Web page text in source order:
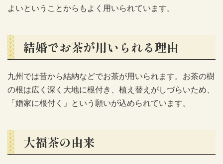
よいということからもよく用いられています。
結婚でお茶が用いられる理由
九州では昔から結納などでお茶が用いられます。お茶の樹
の根は広く深く大地に根付き、植え替えがしづらいため、
「婚家に根付く」という願いが込められています。
大福茶の由来